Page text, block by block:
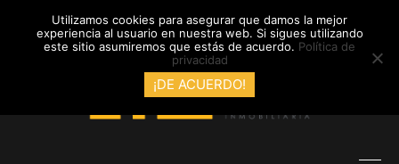
info@inmobiliariadyl.com
Utilizamos cookies para asegurar que damos la mejor
experiencia al usuario en nuestra web. Si sigues utilizando
este sitio asumiremos que estás de acuerdo. Política de
privacidad
¡DE ACUERDO!